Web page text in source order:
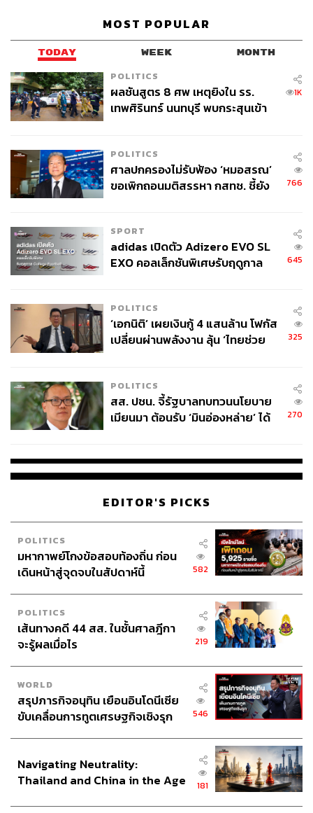
จะตามมาด้วยการแสดงจากสมาชิกทุกคนในเพลง
และเพลงPowerโดยการแสดงในครั้งนั้นยังกลายเป็นอีกหนึ่ง
การแสดงที่ได้รับคำชื่นชมจากผู้ร่วมงานและแฟนเพลงทั่ว
โลกเป็นอย่างมาก
โรงกษาปณ์จัดทำเหรียญรุ่น EXO เพื่อฉลองความ
สำเร็จของพวกเขา
หลังจากอัลบั้มแรกอย่าง
ประสบความสำเร็จและมียอด
ขายเกิน 1 ล้านเป็นอัลบั้มแรกในรอบ 12 ปี อัลบั้มต่อๆ มาของ
พวกเขาก็สามารถทำสถิติยอดขายเกินล้านอัลบั้มได้ถึง 4 ปี
มีใบหน้าของสมาชิกทั้ง 9 คนให้กับ EXO เพื่อเเทนคำขอบคุณ
ให้พวกเขา ในฐานะศิลปินที่สามารถสร้างชื่อเสียงให้กับ
เกาหลีใต้อย่างต่อเนื่อง
MOST POPULAR
TODAY WEEK MONTH
POLITICS
ผลชันสูตร 8 ศพ เหตุยิงใน รร.
เทพศิรินทร์ นนทบุรี พบกระสุนเข้า
1K
POLITICS
ศาลปกครองไม่รับฟ้อง ‘หมอสรณ’
ขอเพิกถอนมติสรรหา กสทช. ชี้ยัง
766
SPORT
adidas เปิดตัว Adizero EVO SL
EXO คอลเล็กชันพิเศษรับฤดูกาล
645
POLITICS
‘เอกนิติ’ เผยเงินกู้ 4 แสนล้าน โฟกัส
เปลี่ยนผ่านพลังงาน ลุ้น ‘ไทยช่วย
325
POLITICS
สส. ปชน. จี้รัฐบาลทบทวนนโยบาย
เมียนมา ต้อนรับ ‘มินอ่องหล่าย’ ได้
270
EDITOR'S PICKS
POLITICS
มหากาพย์โกงข้อสอบท้องถิ่น ก่อน
เดินหน้าสู่จุดจบในสัปดาห์นี้
582
POLITICS
เส้นทางคดี 44 สส. ในชั้นศาลฎีกา
จะรู้ผลเมื่อไร
219
WORLD
สรุปภารกิจอนุทิน เยือนอินโดนีเซีย
ขับเคลื่อนการทูตเศรษฐกิจเชิงรุก
546
Navigating Neutrality:
Thailand and China in the Age
181